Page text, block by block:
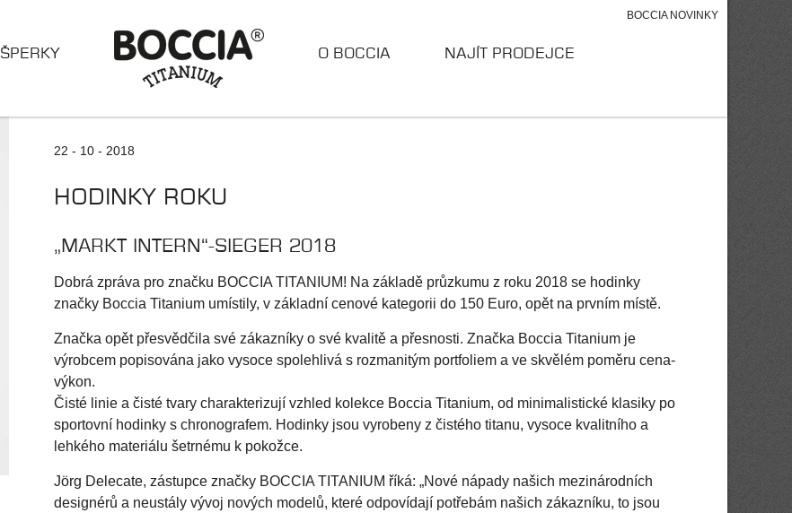
ŠPERKY NAJÍT PRODEJCE
O BOCCIA
BOCCIA NOVINKY
22 - 10 - 2018
HODINKY ROKU
„MARKT INTERN“-SIEGER 2018
Dobrá zpráva pro značku BOCCIA TITANIUM! Na základě průzkumu z roku 2018 se hodinky
značky Boccia Titanium umístily, v základní cenové kategorii do 150 Euro, opět na prvním místě.
Značka opět přesvědčila své zákazníky o své kvalitě a přesnosti. Značka Boccia Titanium je
výrobcem popisována jako vysoce spolehlivá s rozmanitým portfoliem a ve skvělém poměru cena-
výkon.
Čisté linie a čisté tvary charakterizují vzhled kolekce Boccia Titanium, od minimalistické klasiky po
sportovní hodinky s chronografem. Hodinky jsou vyrobeny z čistého titanu, vysoce kvalitního a
lehkého materiálu šetrnému k pokožce.
Jörg Delecate, zástupce značky BOCCIA TITANIUM říká: „Nové nápady našich mezinárodních
designérů a neustály vývoj nových modelů, které odpovídají potřebám našich zákazníku, to jsou